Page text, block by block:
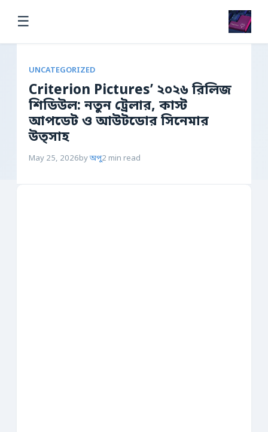
☰
UNCATEGORIZED
Criterion Pictures’ ২০২৬ রিলিজ
শিডিউল: নতুন ট্রেলার, কাস্ট
আপডেট ও আউটডোর সিনেমার
উত্সাহ
May 25, 2026byঅপু2 min read